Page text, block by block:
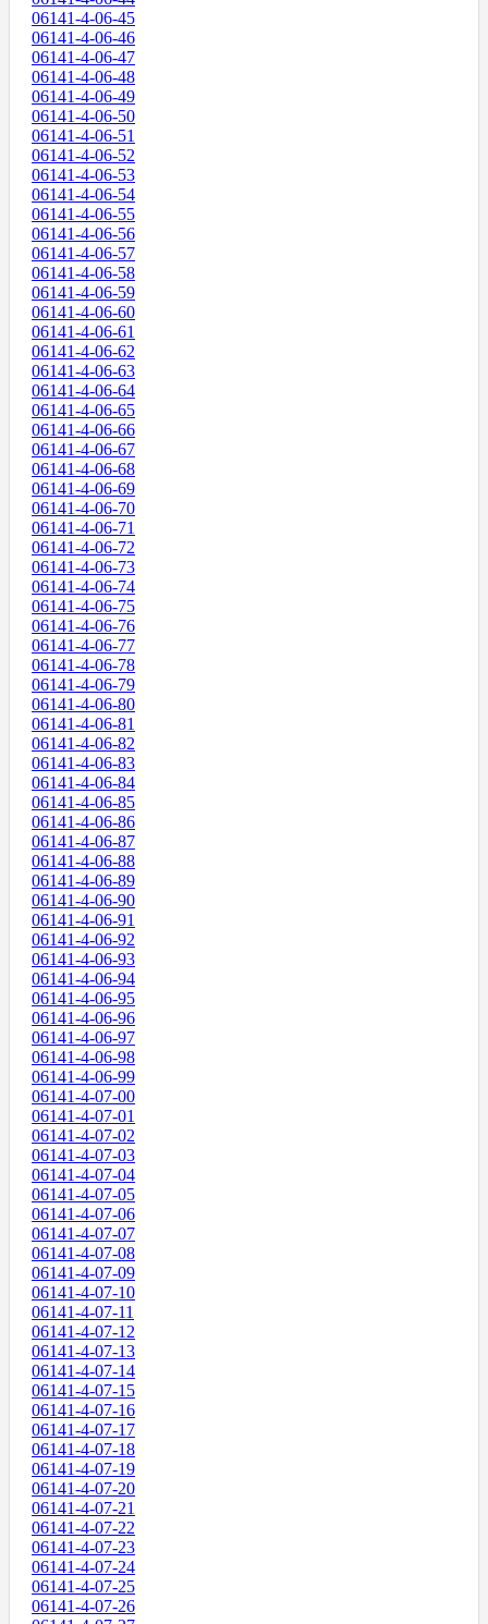
06141-4-06-45
06141-4-06-46
06141-4-06-47
06141-4-06-48
06141-4-06-49
06141-4-06-50
06141-4-06-51
06141-4-06-52
06141-4-06-53
06141-4-06-54
06141-4-06-55
06141-4-06-56
06141-4-06-57
06141-4-06-58
06141-4-06-59
06141-4-06-60
06141-4-06-61
06141-4-06-62
06141-4-06-63
06141-4-06-64
06141-4-06-65
06141-4-06-66
06141-4-06-67
06141-4-06-68
06141-4-06-69
06141-4-06-70
06141-4-06-71
06141-4-06-72
06141-4-06-73
06141-4-06-74
06141-4-06-75
06141-4-06-76
06141-4-06-77
06141-4-06-78
06141-4-06-79
06141-4-06-80
06141-4-06-81
06141-4-06-82
06141-4-06-83
06141-4-06-84
06141-4-06-85
06141-4-06-86
06141-4-06-87
06141-4-06-88
06141-4-06-89
06141-4-06-90
06141-4-06-91
06141-4-06-92
06141-4-06-93
06141-4-06-94
06141-4-06-95
06141-4-06-96
06141-4-06-97
06141-4-06-98
06141-4-06-99
06141-4-07-00
06141-4-07-01
06141-4-07-02
06141-4-07-03
06141-4-07-04
06141-4-07-05
06141-4-07-06
06141-4-07-07
06141-4-07-08
06141-4-07-09
06141-4-07-10
06141-4-07-11
06141-4-07-12
06141-4-07-13
06141-4-07-14
06141-4-07-15
06141-4-07-16
06141-4-07-17
06141-4-07-18
06141-4-07-19
06141-4-07-20
06141-4-07-21
06141-4-07-22
06141-4-07-23
06141-4-07-24
06141-4-07-25
06141-4-07-26